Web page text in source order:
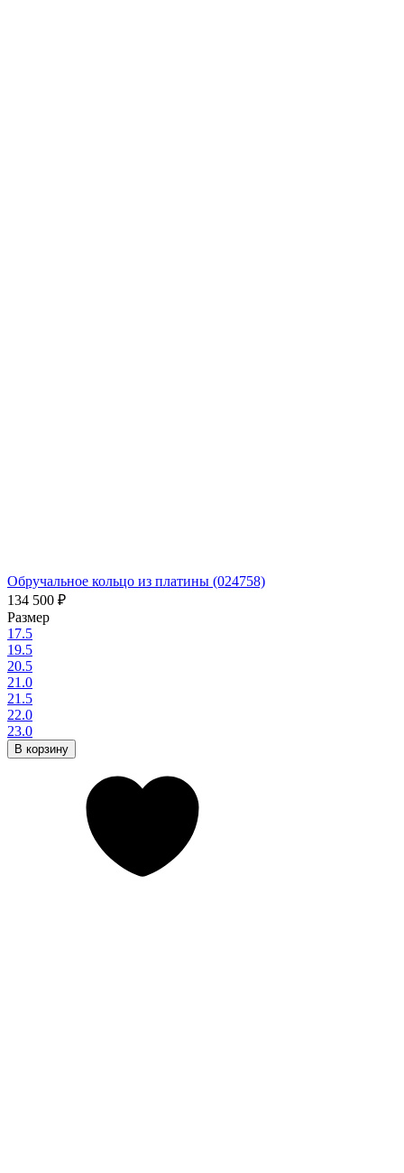
Обручальное кольцо из платины (024758)
134 500 ₽
Размер
17.5
19.5
20.5
21.0
21.5
22.0
23.0
В корзину